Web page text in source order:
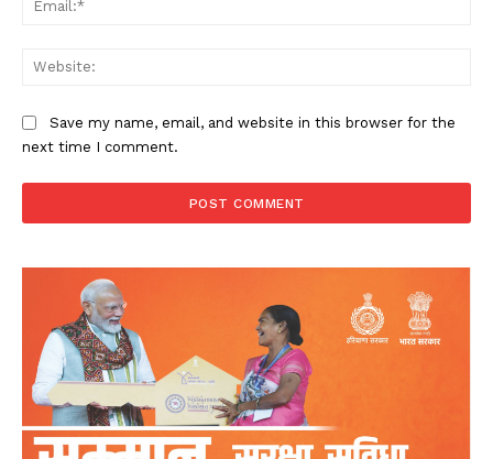
Save my name, email, and website in this browser for the
next time I comment.